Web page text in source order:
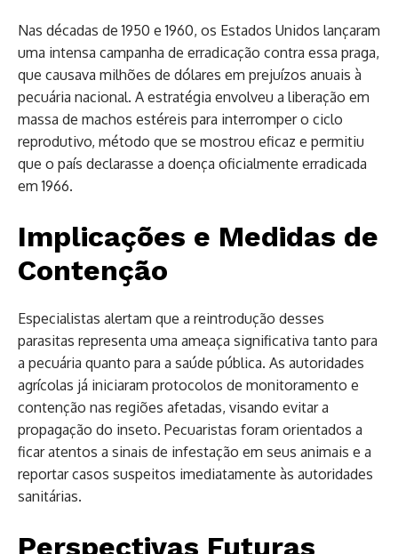
Nas décadas de 1950 e 1960, os Estados Unidos lançaram
uma intensa campanha de erradicação contra essa praga,
que causava milhões de dólares em prejuízos anuais à
pecuária nacional. A estratégia envolveu a liberação em
massa de machos estéreis para interromper o ciclo
reprodutivo, método que se mostrou eficaz e permitiu
que o país declarasse a doença oficialmente erradicada
em 1966.
Implicações e Medidas de
Contenção
Especialistas alertam que a reintrodução desses
parasitas representa uma ameaça significativa tanto para
a pecuária quanto para a saúde pública. As autoridades
agrícolas já iniciaram protocolos de monitoramento e
contenção nas regiões afetadas, visando evitar a
propagação do inseto. Pecuaristas foram orientados a
ficar atentos a sinais de infestação em seus animais e a
reportar casos suspeitos imediatamente às autoridades
sanitárias.
Perspectivas Futuras